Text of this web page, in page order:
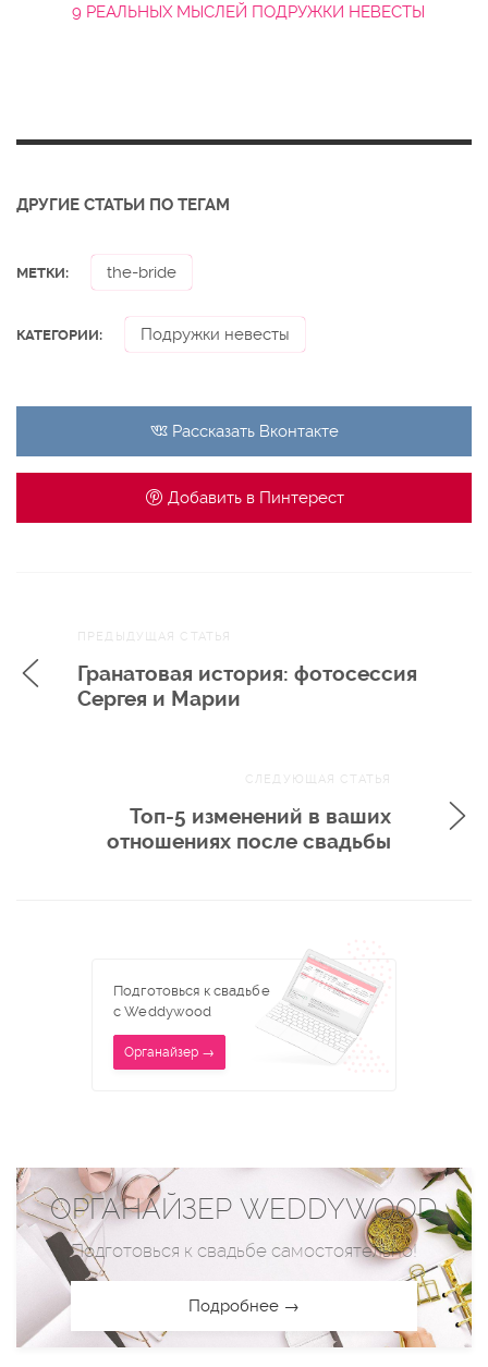
9 РЕАЛЬНЫХ МЫСЛЕЙ ПОДРУЖКИ НЕВЕСТЫ
ДРУГИЕ СТАТЬИ ПО ТЕГАМ
МЕТКИ: the-bride
КАТЕГОРИИ: Подружки невесты
Рассказать Вконтакте
Добавить в Пинтерест
НавигацияПРЕДЫДУЩАЯ СТАТЬЯ
Гранатовая история: фотосессия
Сергея и Марии
СЛЕДУЮЩАЯ СТАТЬЯ
Топ-5 изменений в ваших
отношениях после свадьбы
Подготовься к свадьбе
с Weddywood
Органайзер →
ОРГАНАЙЗЕР WEDDYWOOD
Подготовься к свадьбе самостоятельно!
Подробнее →